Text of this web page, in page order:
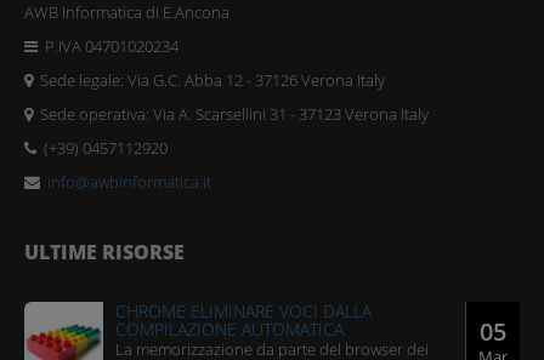
AWB Informatica di E.Ancona
P.IVA 04701020234
Sede legale: Via G.C. Abba 12 - 37126 Verona Italy
Sede operativa: Via A. Scarsellini 31 - 37123 Verona Italy
(+39) 0457112920
info@awbinformatica.it
ULTIME RISORSE
05
CHROME ELIMINARE VOCI DALLA
COMPILAZIONE AUTOMATICA
​La memorizzazione da parte del browser dei